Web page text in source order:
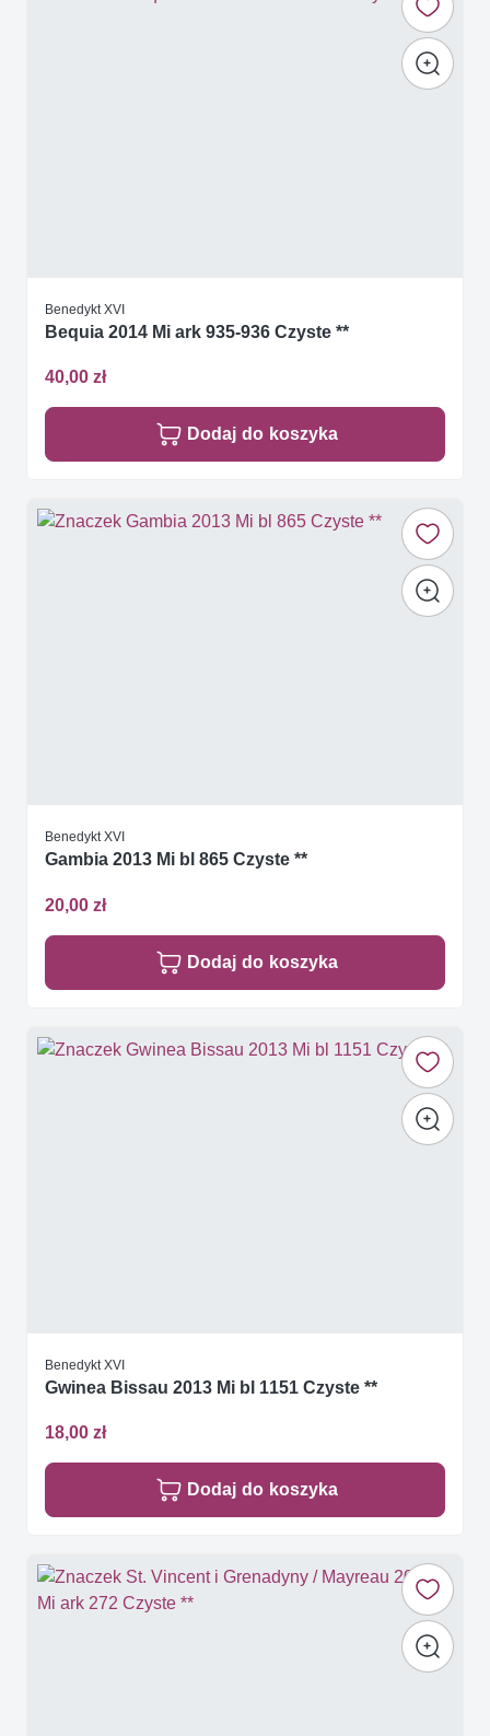
Benedykt XVI
Bequia 2014 Mi ark 935-936 Czyste **
40,00 zł
Dodaj do koszyka
Benedykt XVI
Gambia 2013 Mi bl 865 Czyste **
20,00 zł
Dodaj do koszyka
Benedykt XVI
Gwinea Bissau 2013 Mi bl 1151 Czyste **
18,00 zł
Dodaj do koszyka